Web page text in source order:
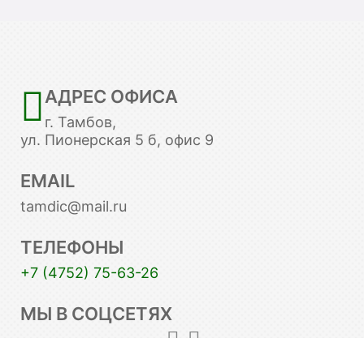
АДРЕС ОФИСА
г. Тамбов,
ул. Пионерская 5 б, офис 9
EMAIL
tamdic@mail.ru
ТЕЛЕФОНЫ
+7 (4752) 75-63-26
МЫ В СОЦСЕТЯХ